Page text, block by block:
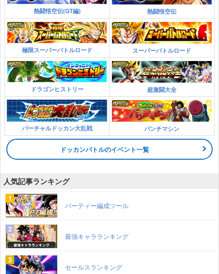
熱闘悟空伝(GT編) 熱闘悟空伝
極限スーパーバトルロード スーパーバトルロード
ドラゴンヒストリー 超激闘大全
バーチャルドッカン大乱戦 パンチマシン
ドッカンバトルのイベント一覧
人気記事ランキング
パーティー編成ツール
最強キャラランキング
セールスランキング